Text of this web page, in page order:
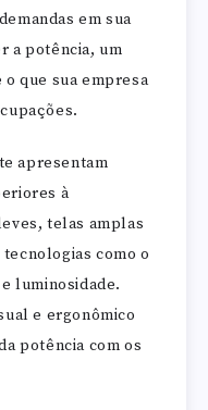
em sua
a potência, um
que sua empresa
apresentam
à
telas amplas
como o
luminosidade.
e ergonômico
potência com os